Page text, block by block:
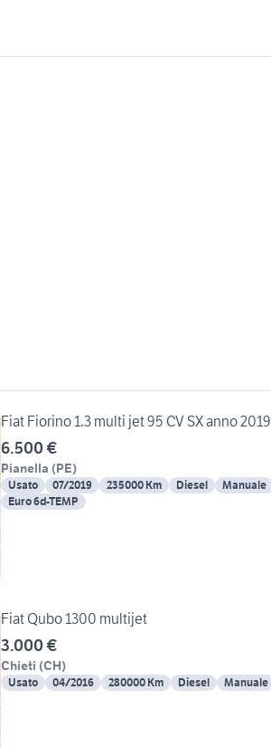
Fiat Fiorino 1.3 multi jet 95 CV SX anno 2019
6.500 €
Pianella (PE)
Usato 07/2019 235000 Km Diesel
Manuale
Euro 6d-TEMP
Fiat Qubo 1300 multijet
3.000 €
Chieti (CH)
Usato 04/2016 280000 Km Diesel Manuale